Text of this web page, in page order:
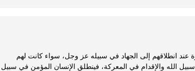
عند انطلاقهم إلى الجهاد في سبيله عز وجل، سواء كانت لهم
الله والإقدام في المعركة، فينطلق الإنسان المؤمن في سبيل